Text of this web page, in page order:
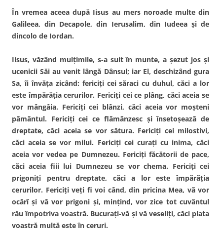
În vremea aceea după Iisus au mers noroade multe din
Galileea, din Decapole, din Ierusalim, din Iudeea şi de
dincolo de Iordan.
Iisus, văzând mulţimile, s-a suit în munte, a şezut jos şi
ucenicii Săi au venit lângă Dânsul; iar El, deschizând gura
Sa, îi învăţa zicând: fericiţi cei săraci cu duhul, căci a lor
este împărăţia cerurilor. Fericiţi cei ce plâng, căci aceia se
vor mângâia. Fericiţi cei blânzi, căci aceia vor moşteni
pământul. Fericiţi cei ce flămânzesc şi însetoşează de
dreptate, căci aceia se vor sătura. Fericiţi cei milostivi,
căci aceia se vor milui. Fericiţi cei curaţi cu inima, căci
aceia vor vedea pe Dumnezeu. Fericiţi făcătorii de pace,
căci aceia fiii lui Dumnezeu se vor chema. Fericiţi cei
prigoniţi pentru dreptate, căci a lor este împărăţia
cerurilor. Fericiţi veţi fi voi când, din pricina Mea, vă vor
ocărî şi vă vor prigoni şi, minţind, vor zice tot cuvântul
rău împotriva voastră. Bucuraţi-vă şi vă veseliţi, căci plata
voastră multă este în ceruri.